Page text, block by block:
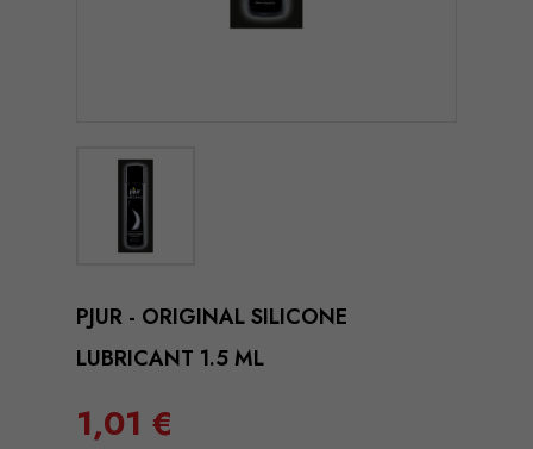
PJUR - ORIGINAL SILICONE
LUBRICANT 1.5 ML
1,01 €